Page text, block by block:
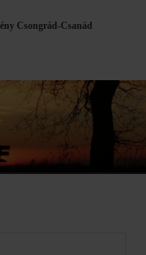
Csongrád-Csanád